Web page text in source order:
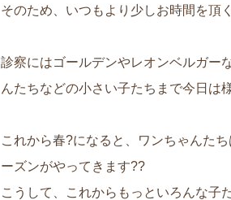
そのため、いつもより少しお時間を頂
診察にはゴールデンやレオンベルガー
んたちなどの小さい子たちまで今日は
これから春?になると、ワンちゃんた
ーズンがやってきます??
こうして、これからもっといろんな子